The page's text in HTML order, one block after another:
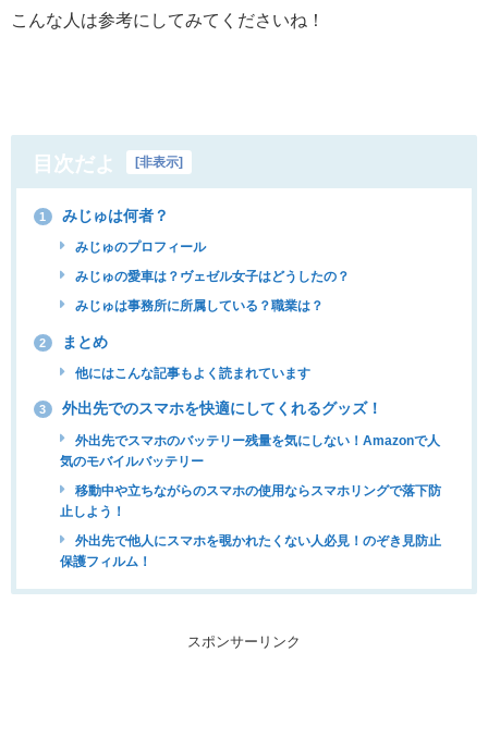
こんな人は参考にしてみてくださいね！
目次だよ [非表示]
1 みじゅは何者？
みじゅのプロフィール
みじゅの愛車は？ヴェゼル女子はどうしたの？
みじゅは事務所に所属している？職業は？
2 まとめ
他にはこんな記事もよく読まれています
3 外出先でのスマホを快適にしてくれるグッズ！
外出先でスマホのバッテリー残量を気にしない！Amazonで人
気のモバイルバッテリー
移動中や立ちながらのスマホの使用ならスマホリングで落下防
止しよう！
外出先で他人にスマホを覗かれたくない人必見！のぞき見防止
保護フィルム！
スポンサーリンク